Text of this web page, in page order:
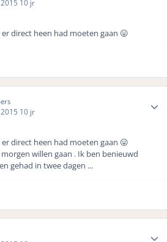
10 jr
direct heen had moeten gaan 😛
10 jr
direct heen had moeten gaan 😛
willen gaan . Ik ben benieuwd
gehad in twee dagen ...